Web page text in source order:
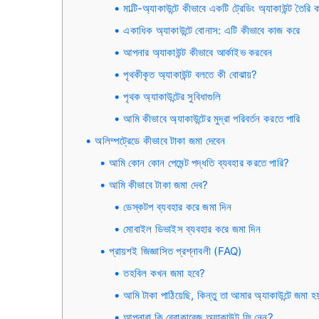
মাল্টি-অ্যাকাউন্টে কীভাবে একটি ট্রেডিং অ্যাকাউন্ট তৈরি
একাধিক অ্যাকাউন্টে বোনাস: এটি কীভাবে কাজ করে
আপনার অ্যাকাউন্ট কীভাবে আর্কাইভ করবেন
পৃথকীকৃত অ্যাকাউন্ট বলতে কী বোঝায়?
পৃথক অ্যাকাউন্টের সুবিধাগুলি
আমি কীভাবে অ্যাকাউন্টের মুদ্রা পরিবর্তন করতে পারি
অলিম্পট্রেডে কীভাবে টাকা জমা দেবেন
আমি কোন কোন পেমেন্ট পদ্ধতি ব্যবহার করতে পারি?
আমি কীভাবে টাকা জমা দেব?
ডেস্কটপ ব্যবহার করে জমা দিন
মোবাইল ডিভাইস ব্যবহার করে জমা দিন
প্রায়শই জিজ্ঞাসিত প্রশ্নাবলী (FAQ)
তহবিল কখন জমা হবে?
আমি টাকা পাঠিয়েছি, কিন্তু তা আমার অ্যাকাউন্টে জমা